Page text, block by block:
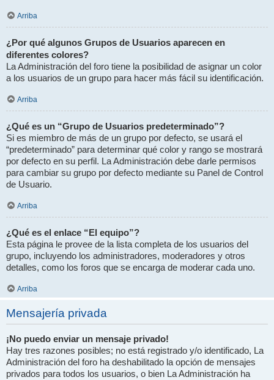
Arriba
¿Por qué algunos Grupos de Usuarios aparecen en
diferentes colores?
La Administración del foro tiene la posibilidad de asignar un color
a los usuarios de un grupo para hacer más fácil su identificación.
Arriba
¿Qué es un “Grupo de Usuarios predeterminado”?
Si es miembro de más de un grupo por defecto, se usará el
“predeterminado” para determinar qué color y rango se mostrará
por defecto en su perfil. La Administración debe darle permisos
para cambiar su grupo por defecto mediante su Panel de Control
de Usuario.
Arriba
¿Qué es el enlace “El equipo”?
Esta página le provee de la lista completa de los usuarios del
grupo, incluyendo los administradores, moderadores y otros
detalles, como los foros que se encarga de moderar cada uno.
Arriba
Mensajería privada
¡No puedo enviar un mensaje privado!
Hay tres razones posibles; no está registrado y/o identificado, La
Administración del foro ha deshabilitado la opción de mensajes
privados para todos los usuarios, o bien La Administración ha